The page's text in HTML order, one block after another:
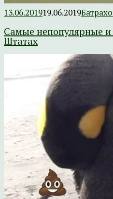
13.06.201919.06.2019
Самые непопулярные
Штатах